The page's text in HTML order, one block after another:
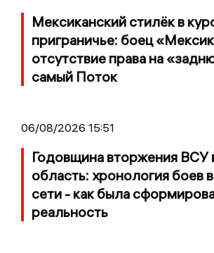
Мексиканский стилёк в
приграничье: боец
отсутствие права на
самый Поток
06/08/2026 15:51
Годовщина вторжения ВСУ
область: хронология боев
сети - как была
реальность